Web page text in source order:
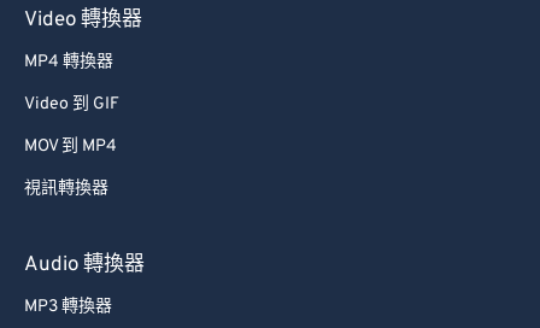
Video 轉換器
MP4 轉換器
Video 到 GIF
MOV 到 MP4
視訊轉換器
Audio 轉換器
MP3 轉換器